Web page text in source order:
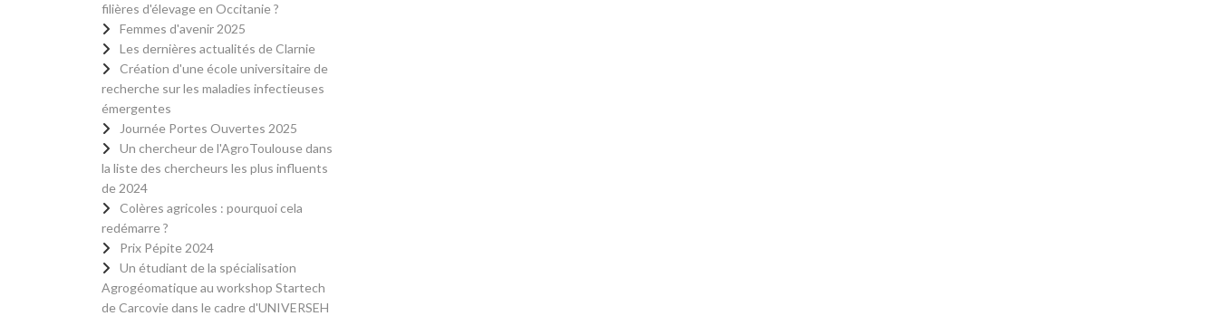
filières d'élevage en Occitanie ?
Femmes d'avenir 2025
Les dernières actualités de Clarnie
Création d'une école universitaire de
recherche sur les maladies infectieuses
émergentes
Journée Portes Ouvertes 2025
Un chercheur de l'AgroToulouse dans
la liste des chercheurs les plus influents
de 2024
Colères agricoles : pourquoi cela
redémarre ?
Prix Pépite 2024
Un étudiant de la spécialisation
Agrogéomatique au workshop Startech
de Carcovie dans le cadre d'UNIVERSEH